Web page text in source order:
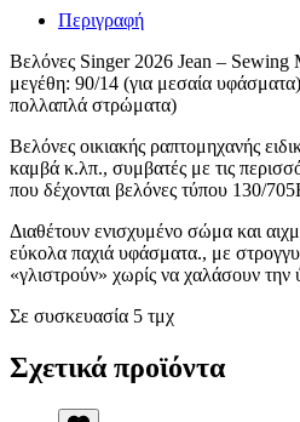
Περιγραφή
Βελόνες Singer 2026 Jean – Sewing
μεγέθη: 90/14 (για μεσαία
πολλαπλά στρώματα)
Βελόνες οικιακής ραπτομηχανής
καμβά κ.λπ., συμβατές με τις
που δέχονται βελόνες τύπου 130/
Διαθέτουν ενισχυμένο σώμα και
εύκολα παχιά υφάσματα., με
«γλιστρούν» χωρίς να χαλάσουν την
Σε συσκευασία 5 τμχ
Σχετικά προϊόντα